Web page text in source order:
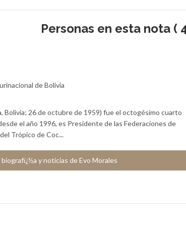
Personas en esta nota (
de Bolivia
Bolivia; 26 de octubre de 1959) fue el octogésimo cuarto
el año 1996, es Presidente de las Federaciones de
Trópico de Coc...
biografï¿½a y noticias de Evo Morales